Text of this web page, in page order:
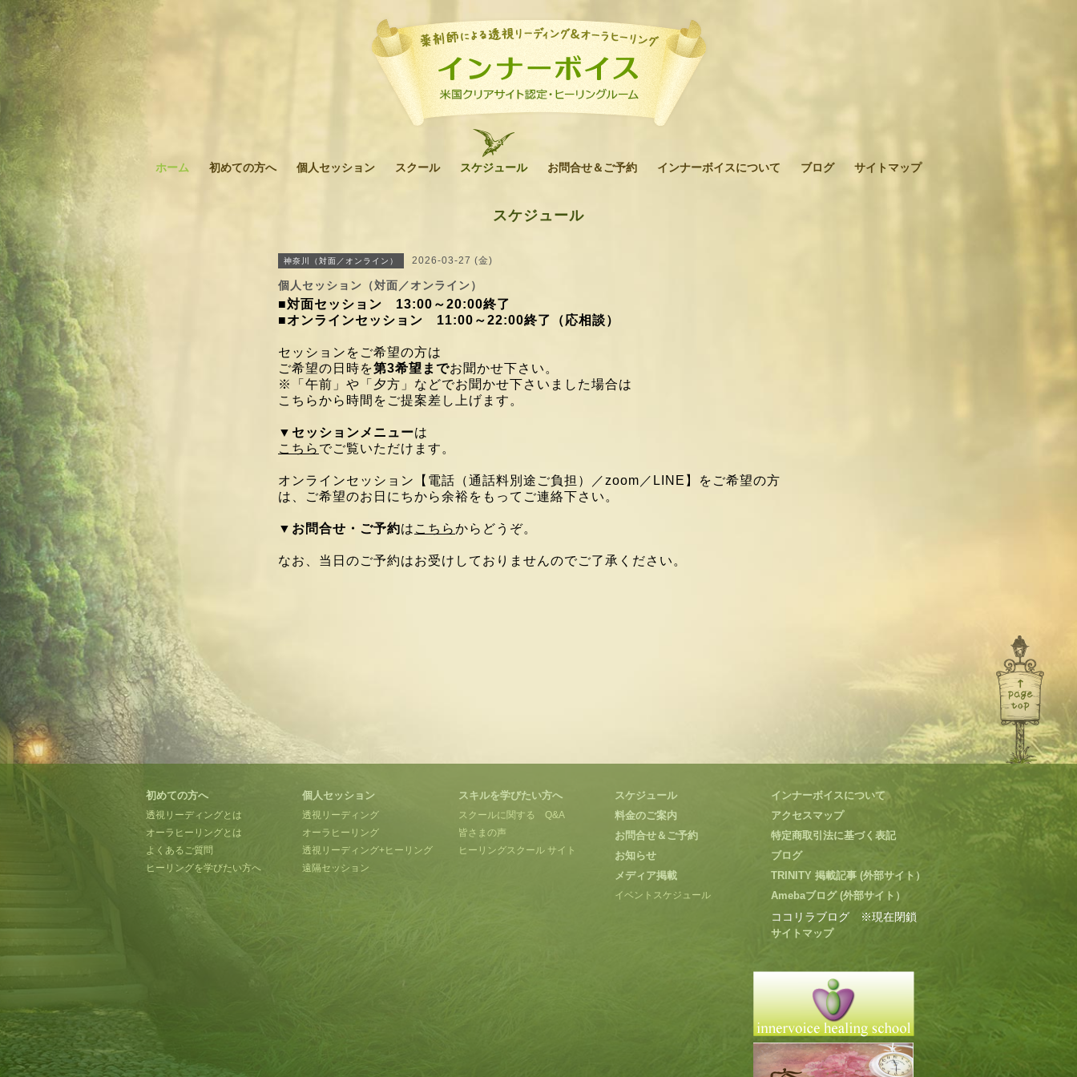
ホーム 初めての方へ 個人セッション スクール スケジュール お問合せ＆ご予約 インナーボイスについて ブログ サイトマップ
スケジュール
神奈川（対面／オンライン） 2026-03-27 (金)
個人セッション（対面／オンライン）
■対面セッション 13:00 ～20:00終了
■オンラインセッション 11:00～22:00終了（応相談）
セッションをご希望の方は
ご希望の日時を第3希望までお聞かせ下さい。
※「午前」や「夕方」などでお聞かせ下さいました場合は
こちらから時間をご提案差し上げます。
▼ セッションメニューは
こちら でご覧いただけます。
オンラインセッション 【電話（通話料別途ご負担）／zoom／LINE】を ご希望の方
は、
ご希望のお日にちから余裕をもってご連絡下さい。
▼ お問合せ・ご予約は こちらからどうぞ。
なお、当日のご予約はお受けしておりませんのでご了承ください。
初めての方へ
透視リーディングとは
オーラヒーリングとは
よくあるご質問
ヒーリングを学びたい方へ
個人セッション
透視リーディング
オーラヒーリング
透視リーディング+ヒーリング
遠隔セッション
スキルを学びたい方へ
スクールに関する Q&A
皆さまの声
ヒーリングスクール サイト
スケジュール
料金のご案内
お問合せ＆ご予約
お知らせ
メディア掲載
イベントスケジュール
インナーボイスについて
アクセスマップ
特定商取引法に基づく表記
ブログ
TRINITY 掲載記事 (外部サイト）
Amebaブログ (外部サイト）
ココリラブログ ※現在閉鎖
サイトマップ